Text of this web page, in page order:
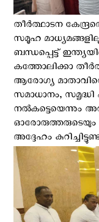
തീര്‍ത്ഥാടന
സമൂഹ
ബന്ധപ്പെട്ട്
കത്തോലിക്കാ
ആരോഗ്യ
സമാധാനം,
നൽകട്ടെയെന്നും
ഓരോരുത്തരുടെയും
അദ്ദേഹം